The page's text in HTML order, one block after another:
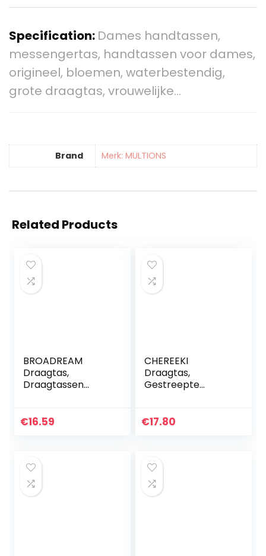
Specification: Dames handtassen,
messengertas, handtassen voor dames,
origineel, bloemen, waterbestendig,
grote draagtas, vrouwelijke…
Brand Merk: MULTIONS
Related Products
BROADREAM
Draagtas,
Draagtassen
Schoudertas
Vintage…
€16.59
CHEREEKI
Draagtas,
Gestreepte
Winkelen en
€17.80